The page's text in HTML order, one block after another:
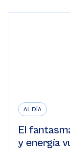
AL DÍA
El
y energía